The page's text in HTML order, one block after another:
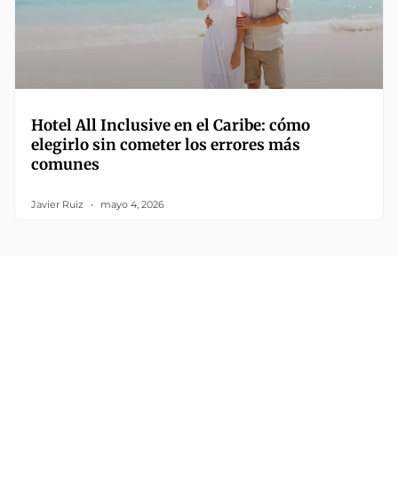
Hotel All Inclusive en el Caribe: cómo
elegirlo sin cometer los errores más
comunes
Javier Ruiz mayo 4, 2026